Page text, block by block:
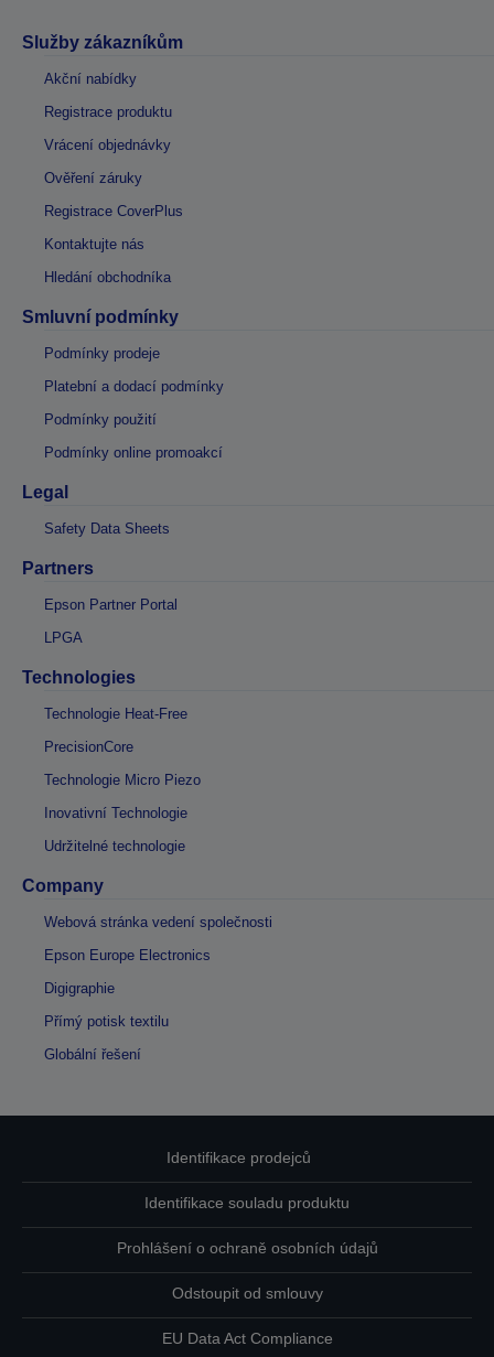
Služby zákazníkům
Akční nabídky
Registrace produktu
Vrácení objednávky
Ověření záruky
Registrace CoverPlus
Kontaktujte nás
Hledání obchodníka
Smluvní podmínky
Podmínky prodeje
Platební a dodací podmínky
Podmínky použití
Podmínky online promoakcí
Legal
Safety Data Sheets
Partners
Epson Partner Portal
LPGA
Technologies
Technologie Heat-Free
PrecisionCore
Technologie Micro Piezo
Inovativní Technologie
Udržitelné technologie
Company
Webová stránka vedení společnosti
Epson Europe Electronics
Digigraphie
Přímý potisk textilu
Globální řešení
Identifikace prodejců
Identifikace souladu produktu
Prohlášení o ochraně osobních údajů
Odstoupit od smlouvy
EU Data Act Compliance